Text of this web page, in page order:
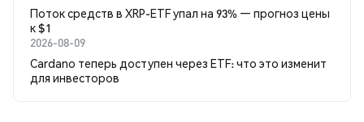
Поток средств в XRP-ETF упал на 93% — прогноз цены
к $1
2026-08-09
Cardano теперь доступен через ETF: что это изменит
для инвесторов